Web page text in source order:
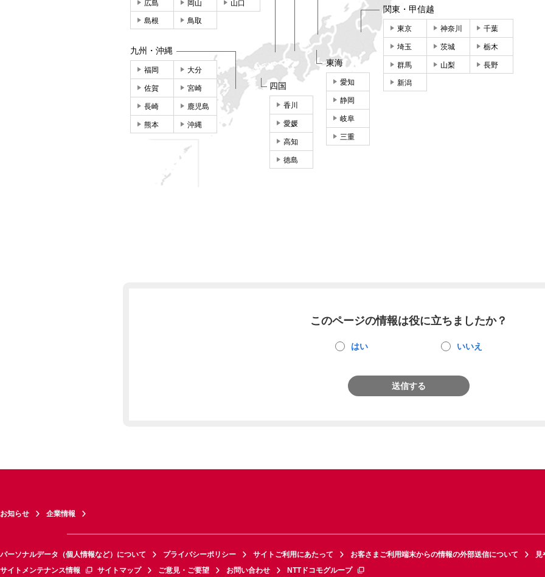
関東・甲信越
東京 神奈川 千葉
埼玉 茨城 栃木
群馬 山梨 長野
新潟
東海
愛知
静岡
岐阜
三重
広島 岡山 山口
島根 鳥取
四国
香川
愛媛
高知
徳島
九州・沖縄
福岡 大分
佐賀 宮崎
長崎 鹿児島
熊本 沖縄
このページの情報は役に立ちましたか？
はい いいえ
送信する
お知らせ 企業情報
パーソナルデータ（個人情報など）について プライバシーポリシー サイトご利用にあたって お客さまご利用端末からの情報の外部送信について
見
サイトメンテナンス情報
サイトマップ ご意見・ご要望 お問い合わせ NTTドコモグループ